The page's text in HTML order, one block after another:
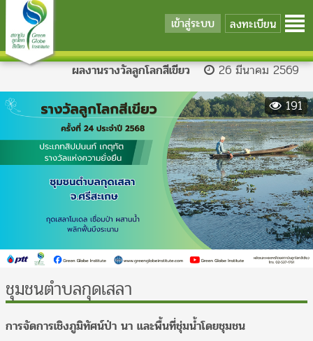
เข้าสู่ระบบ ลงทะเบียน
ผลงานรางวัลลูกโลกสีเขียว
26 มีนาคม 2569
191
ชุมชนตำบลกุดเสลา
การจัดการเชิงภูมิทัศน์ป่า นา และพื้นที่ชุ่มน้ำโดยชุมชน